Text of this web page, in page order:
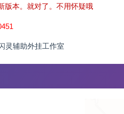
版本。就对了。不用怀疑哦
灵辅助外挂工作室